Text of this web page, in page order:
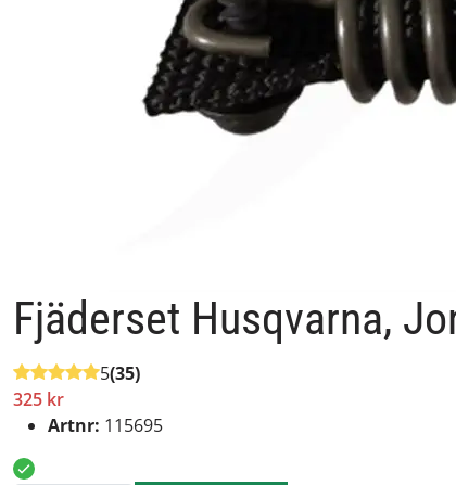
Fjäderset Husqvarna,
5(35)
325 kr
Artnr: 115695